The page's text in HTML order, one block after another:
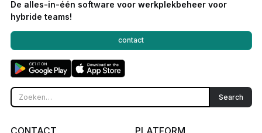
De alles-in-één software voor werkplekbeheer voor
hybride teams!
contact
CONTACT PLATFORM